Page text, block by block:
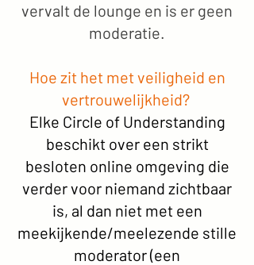
vervalt de lounge en is er geen
moderatie.
Hoe zit het met veiligheid en
vertrouwelijkheid?
Elke Circle of Understanding
beschikt over een strikt
besloten online omgeving die
verder voor niemand zichtbaar
is, al dan niet met een
meekijkende/meelezende stille
moderator (een